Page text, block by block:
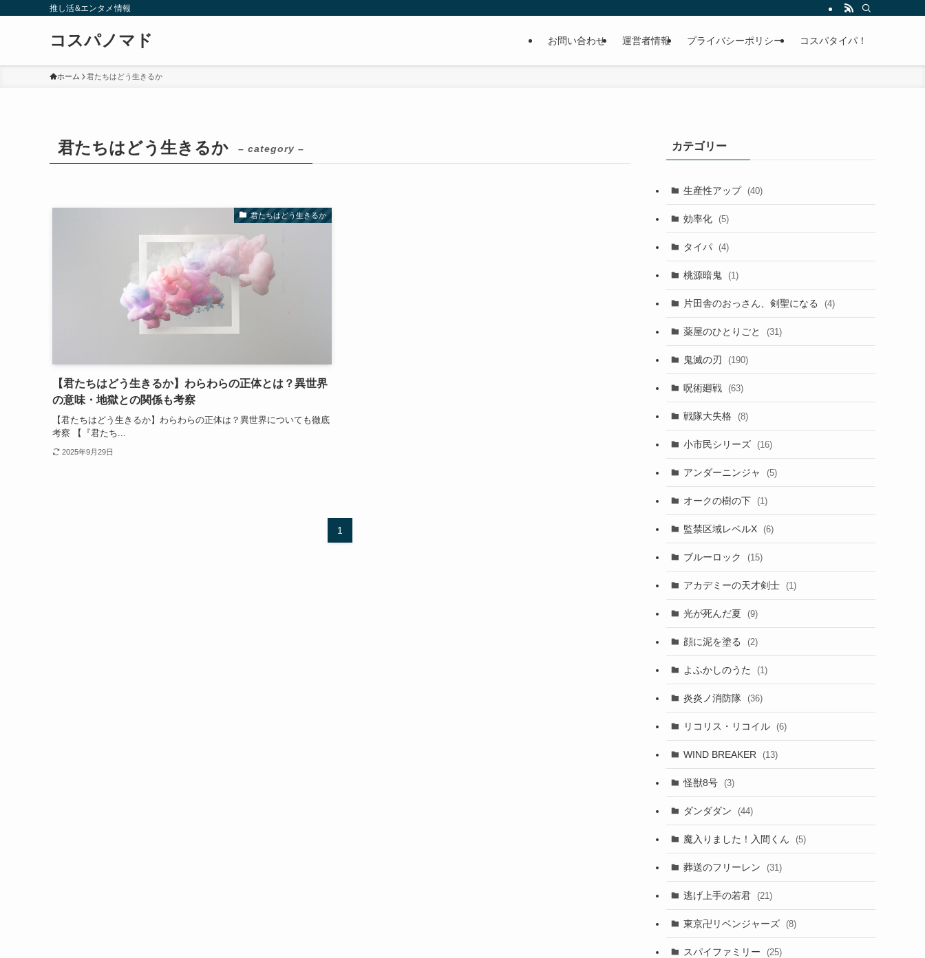
推し活&エンタメ情報
コスパノマド お問い合わせ 運営者情報 プライバシーポリシー コスパタイパ！
ホーム 君たちはどう生きるか
君たちはどう生きるか – category –
君たちはどう生きるか
【君たちはどう生きるか】わらわらの正体とは？異世界
の意味・地獄との関係も考察
【君たちはどう生きるか】わらわらの正体は？異世界についても徹底
考察 【『君たち...
2025年9月29日
1
カテゴリー
生産性アップ (40)
効率化 (5)
タイパ (4)
桃源暗鬼 (1)
片田舎のおっさん、剣聖になる (4)
薬屋のひとりごと (31)
鬼滅の刃 (190)
呪術廻戦 (63)
戦隊大失格 (8)
小市民シリーズ (16)
アンダーニンジャ (5)
オークの樹の下 (1)
監禁区域レベルX (6)
ブルーロック (15)
アカデミーの天才剣士 (1)
光が死んだ夏 (9)
顔に泥を塗る (2)
よふかしのうた (1)
炎炎ノ消防隊 (36)
リコリス・リコイル (6)
WIND BREAKER (13)
怪獣8号 (3)
ダンダダン (44)
魔入りました！入間くん (5)
葬送のフリーレン (31)
逃げ上手の若君 (21)
東京卍リベンジャーズ (8)
スパイファミリー (25)